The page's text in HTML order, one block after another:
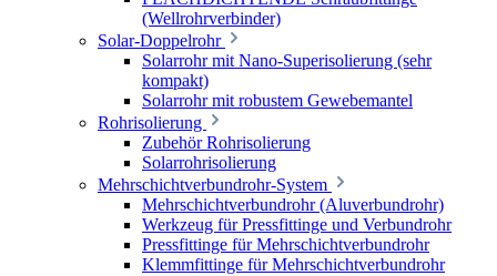
(Wellrohrverbinder)
Solar-Doppelrohr
Solarrohr mit Nano-Superisolierung (sehr
kompakt)
Solarrohr mit robustem Gewebemantel
Rohrisolierung
Zubehör Rohrisolierung
Solarrohrisolierung
Mehrschichtverbundrohr-System
Mehrschichtverbundrohr (Aluverbundrohr)
Werkzeug für Pressfittinge und Verbundrohr
Pressfittinge für Mehrschichtverbundrohr
Klemmfittinge für Mehrschichtverbundrohr